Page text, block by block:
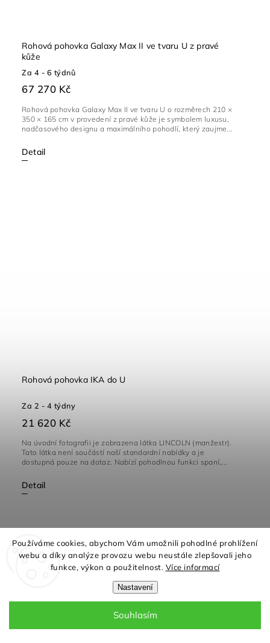
Používáme cookies, abychom Vám umožnili pohodlné prohlížení
webu a díky analýze provozu webu neustále zlepšovali jeho
funkce, výkon a použitelnost. Více informací
Nastavení
Souhlasím
Rohová pohovka Galaxy Max II ve tvaru U z pravé
kůže
Za 4 - 6 týdnů
67 270 Kč
Detail
Rohová pohovka Galaxy Max II ve tvaru U o rozměrech 210 ×
350 × 165 cm v provedení z pravé kůže je symbolem luxusu,
nadčasového designu a maximálního pohodlí, který zaujme...
Rohová pohovka IKA do U
Za 2 - 4 týdny
21 620 Kč
Detail
Na úvodní fotografii je zobrazena látka LINCOLN (manžestr).
Tato látka není součástí naší standardní nabídky a je
dostupná pouze na dotaz. Nabízí pohodlnou funkci spaní,...